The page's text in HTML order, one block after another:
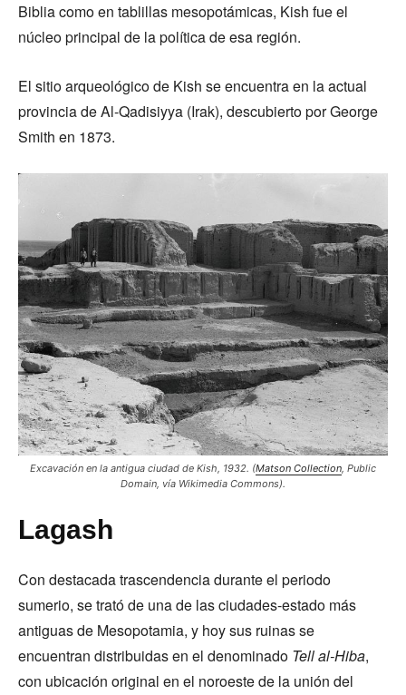
Biblia como en tablillas mesopotámicas, Kish fue el
núcleo principal de la política de esa región.
El sitio arqueológico de Kish se encuentra en la actual
provincia de Al-Qadisiyya (Irak), descubierto por George
Smith en 1873.
Excavación en la antigua ciudad de Kish, 1932. (Matson Collection, Public
Domain, vía Wikimedia Commons).
Lagash
Con destacada trascendencia durante el periodo
sumerio, se trató de una de las ciudades-estado más
antiguas de Mesopotamia, y hoy sus ruinas se
encuentran distribuidas en el denominado Tell al-Hiba,
con ubicación original en el noroeste de la unión del